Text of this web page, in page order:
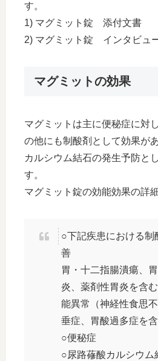
す。
1) マグミット錠 添付文書
2) マグミット錠 インタビュ
マグミットの効果
マグミットは主に便秘症に対
の他にも制酸剤として効果が
カルシウム結石の発生予防と
す。
マグミット錠の効能効果の詳
○下記疾患における制
善
胃・十二指腸潰瘍、
炎、薬剤性胃炎を含
能異常（神経性食思
垂症、胃酸過多症を含
○便秘症
○尿路蓚酸カルシウム